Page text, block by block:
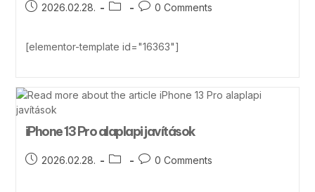
2026.02.28. 0 Comments
[elementor-template id="16363"]
iPhone 13 Pro alaplapi javítások
2026.02.28. 0 Comments